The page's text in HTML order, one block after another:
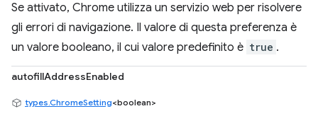
Se attivato, Chrome utilizza un servizio web per risolvere
gli errori di navigazione. Il valore di questa preferenza è
un valore booleano, il cui valore predefinito è true .
autofillAddressEnabled
types.ChromeSetting<boolean>